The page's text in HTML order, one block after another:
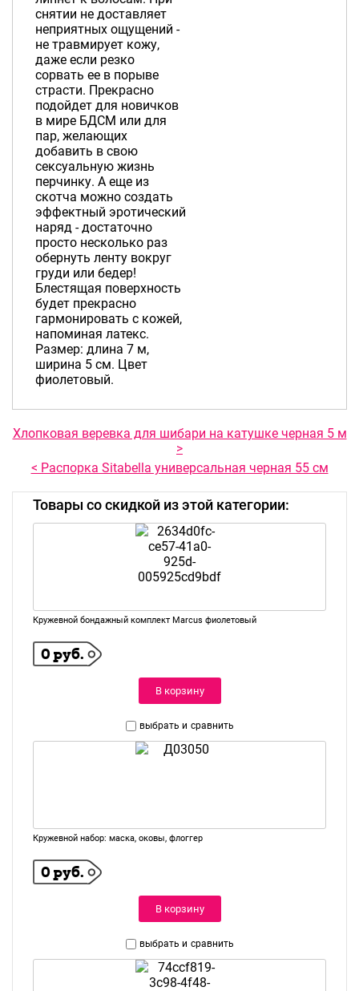
снятии не доставляет
неприятных ощущений -
не травмирует кожу,
даже если резко
сорвать ее в порыве
страсти. Прекрасно
подойдет для новичков
в мире БДСМ или для
пар, желающих
добавить в свою
сексуальную жизнь
перчинку. А еще из
скотча можно создать
эффектный эротический
наряд - достаточно
просто несколько раз
обернуть ленту вокруг
груди или бедер!
Блестящая поверхность
будет прекрасно
гармонировать с кожей,
напоминая латекс.
Размер: длина 7 м,
ширина 5 см. Цвет
фиолетовый.
Хлопковая веревка для шибари на катушке черная 5 м
>
< Распорка Sitabella универсальная черная 55 см
Товары со скидкой из этой категории:
Кружевной бондажный комплект Marcus фиолетовый
0 руб.
В корзину
выбрать и сравнить
Кружевной набор: маска, оковы, флоггер
0 руб.
В корзину
выбрать и сравнить